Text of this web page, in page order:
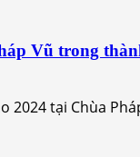
Vũ trong
2024 tại Chùa